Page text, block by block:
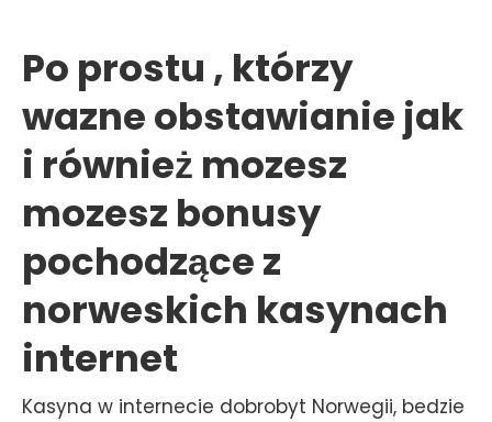
Po prostu , którzy
wazne obstawianie jak
i również mozesz
mozesz bonusy
pochodzące z
norweskich kasynach
internet
Kasyna w internecie dobrobyt Norwegii, bedzie